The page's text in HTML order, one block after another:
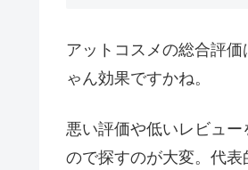
アットコスメの総合評
ゃん効果ですかね。
悪い評価や低いレビュ
ので探すのが大変。代表